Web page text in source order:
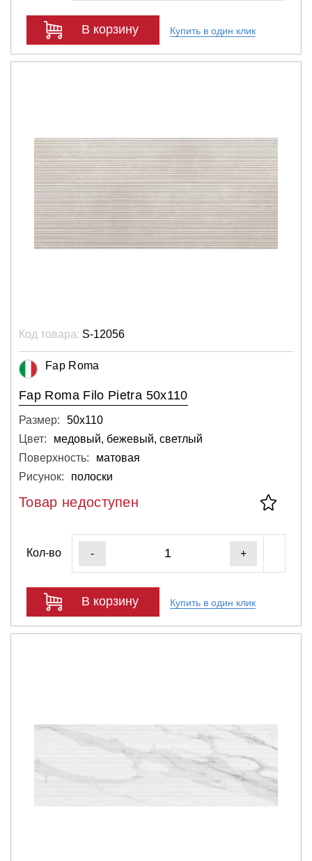
В корзину Купить в один клик
Код товара: S-12056
Fap Roma
Fap Roma Filo Pietra 50x110
Размер:
50х110
Цвет:
медовый, бежевый, светлый
Поверхность:
матовая
Рисунок:
полоски
Товар недоступен
Кол-во - +
В корзину Купить в один клик